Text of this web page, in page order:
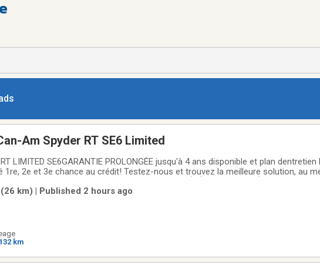
Am Spyder RT SE6 Limited
RT LIMITED SE6GARANTIE PROLONGÉE jusqu'à 4 ans disponible et plan
1re, 2e et 3e chance au crédit! Testez-nous et trouvez la meilleure solution, au
RÉCRÉATIFAvec plus de 500 véhicules en
km) | Published 2 hours ago
km